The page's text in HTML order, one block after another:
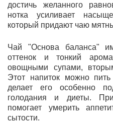
достичь желанного
нотка усиливает
который придают чаю
Чай "Основа баланса"
оттенок и тонкий
овощными супами,
Этот напиток можно
делает его особенно
голодания и диеты.
помогает умерить
сытости.